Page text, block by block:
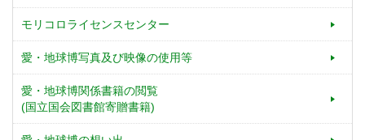
モリコロライセンスセンター
愛・地球博写真及び映像の使用等
愛・地球博関係書籍の閲覧
(国立国会図書館寄贈書籍)